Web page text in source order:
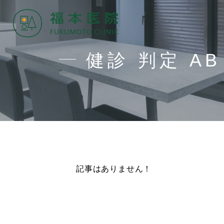
健診 判定
記事はありません！